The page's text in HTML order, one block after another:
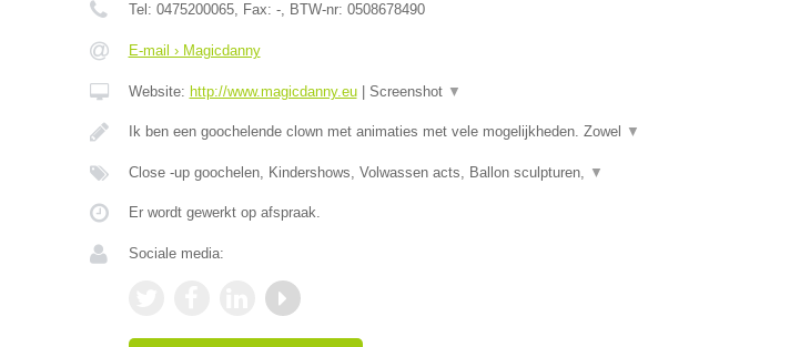
Tel: 0475200065, Fax: -, BTW-nr: 0508678490
E-mail › Magicdanny
Website: http://www.magicdanny.eu| Screenshot ▼
Ik ben een goochelende clown met animaties met vele mogelijkheden. Zowel ▼
Close -up goochelen, Kindershows, Volwassen acts, Ballon sculpturen, ▼
Er wordt gewerkt op afspraak.
Sociale media: